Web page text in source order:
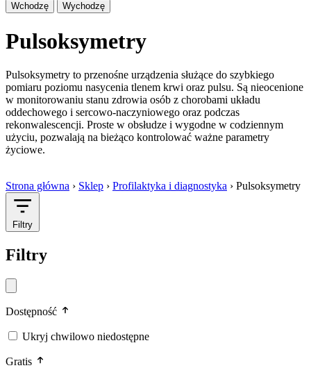
Wchodzę Wychodzę
Pulsoksymetry
Pulsoksymetry to przenośne urządzenia służące do szybkiego
pomiaru poziomu nasycenia tlenem krwi oraz pulsu. Są nieocenione
w monitorowaniu stanu zdrowia osób z chorobami układu
oddechowego i sercowo-naczyniowego oraz podczas
rekonwalescencji. Proste w obsłudze i wygodne w codziennym
użyciu, pozwalają na bieżąco kontrolować ważne parametry
życiowe.
Strona główna › Sklep › Profilaktyka i diagnostyka › Pulsoksymetry
Filtry
Filtry
Dostępność
Ukryj chwilowo niedostępne
Gratis